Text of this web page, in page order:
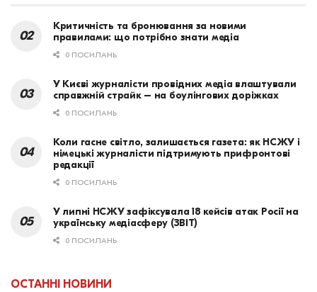
Критичність та бронювання за новими
правилами: що потрібно знати медіа
0 ПОСИЛАНЬ
У Києві журналісти провідних медіа влаштували
справжній страйк – на боулінгових доріжках
0 ПОСИЛАНЬ
Коли гасне світло, залишається газета: як НСЖУ і
німецькі журналісти підтримують прифронтові
редакції
0 ПОСИЛАНЬ
У липні НСЖУ зафіксувала 18 кейсів атак Росії на
українську медіасферу (ЗВІТ)
0 ПОСИЛАНЬ
ОСТАННІ НОВИНИ